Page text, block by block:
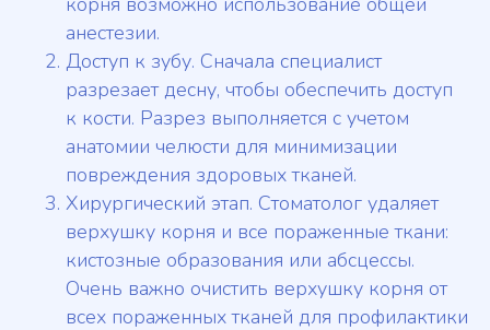
анестезии.
Доступ к зубу. Сначала специалист
разрезает десну, чтобы обеспечить доступ
к кости. Разрез выполняется с учетом
анатомии челюсти для минимизации
повреждения здоровых тканей.
Хирургический этап. Стоматолог удаляет
верхушку корня и все пораженные ткани:
кистозные образования или абсцессы.
Очень важно очистить верхушку корня от
всех пораженных тканей для профилактики